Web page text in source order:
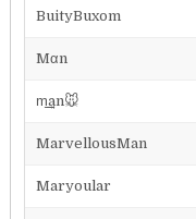
BuityBuxom
Mαn
m͢͢͢an🐭
MarvellousMan
Maryoular